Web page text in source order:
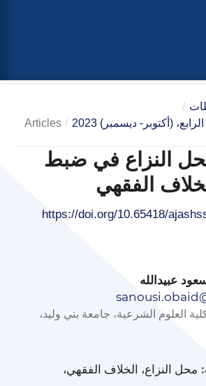
/
(أكتوبر- ديسمبر) 2023
/
Articles
النزاع في ضبط
الفقهي
عبيدالله
العلوم الشرعية، جامعة بني وليد،
محل النزاع، الخلاف الفقهي،